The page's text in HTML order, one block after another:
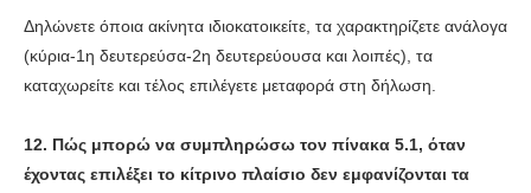
Δηλώνετε όποια ακίνητα ιδιοκατοικείτε, τα χαρακτηρίζετε ανάλογα
(κύρια-1η δευτερεύσα-2η δευτερεύουσα και λοιπές), τα
καταχωρείτε και τέλος επιλέγετε μεταφορά στη δήλωση.
12. Πώς μπορώ να συμπληρώσω τον πίνακα 5.1, όταν
έχοντας επιλέξει το κίτρινο πλαίσιο δεν εμφανίζονται τα